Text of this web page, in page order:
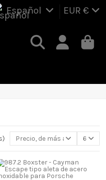
Español EUR €
Precio, de más alto a más
6